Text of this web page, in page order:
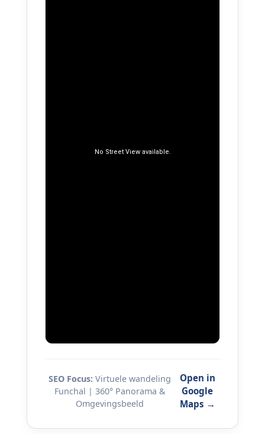
SEO Focus: Virtuele wandeling
Funchal | 360° Panorama &
Omgevingsbeeld
Open in
Google
Maps →